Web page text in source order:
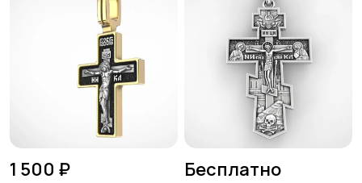
1 500 ₽ Бесплатно